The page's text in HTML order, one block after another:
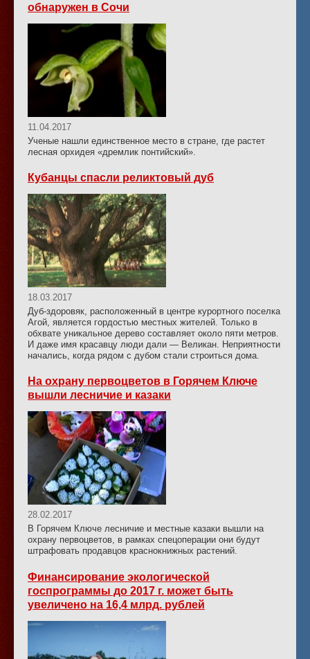
обнаружен в Сочи
11.04.2017
Ученые нашли единственное место в стране, где растет
лесная орхидея «дремлик понтийский».
Кубанцы спасли реликтовый дуб
18.03.2017
Дуб-здоровяк, расположенный в центре курортного поселка
Агой, является гордостью местных жителей. Только в
обхвате уникальное дерево составляет около пяти метров.
И даже имя красавцу люди дали — Великан. Неприятности
начались, когда рядом с дубом стали строиться дома.
На охрану первоцветов в Горячем Ключе
вышли лесничие и казаки
28.02.2017
В Горячем Ключе лесничие и местные казаки вышли на
охрану первоцветов, в рамках спецоперации они будут
штрафовать продавцов краснокнижных растений.
Финансирование экологической
госпрограммы до 2017 г. может быть
увеличено на 16,4 млрд. рублей